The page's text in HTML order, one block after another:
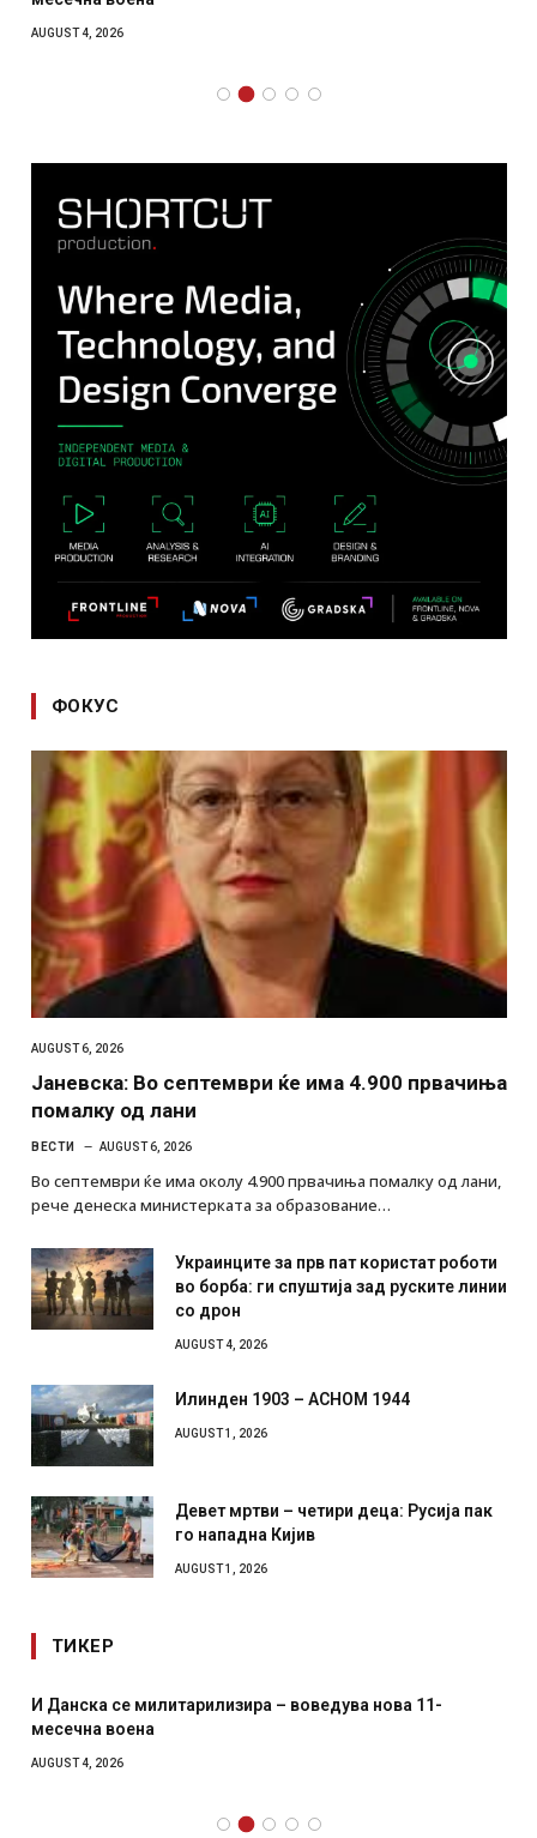
AUGUST 4, 2026
ФОКУС
AUGUST 6, 2026
Јаневска: Во септември ќе има 4.900 првачиња
помалку од лани
ВЕСТИ AUGUST 6, 2026
Во септември ќе има околу 4.900 првачиња помалку од лани,
рече денеска министерката за образование…
Украинците за прв пат користат роботи
во борба: ги спуштија зад руските линии
со дрон
AUGUST 4, 2026
Илинден 1903 – АСНОМ 1944
AUGUST 1, 2026
Девет мртви – четири деца: Русија пак
го нападна Кијив
AUGUST 1, 2026
ТИКЕР
И Данска се милитарилизира – воведува нова 11-
месечна воена
AUGUST 4, 2026